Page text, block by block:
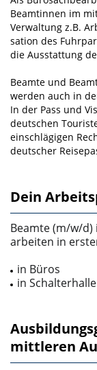
Beamtinnen im
Verwaltung z.B.
sation des
die Ausstattung
Beamte und
werden auch in
In der Pass­ und
deutschen
einschlägigen
deutscher
Dein
Beamte (m/w/
arbeiten in
in Büros
in
mittleren